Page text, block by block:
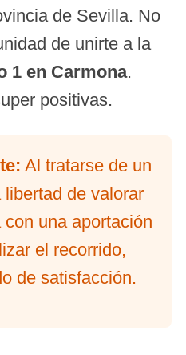
de Sevilla. No
de unirte a la
1 en Carmona.
positivas.
Al tratarse de un
de valorar
una aportación
el recorrido,
de satisfacción.